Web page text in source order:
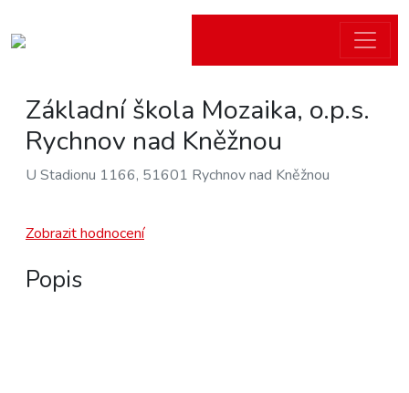
Základní škola Mozaika, o.p.s.
Rychnov nad Kněžnou
U Stadionu 1166, 51601 Rychnov nad Kněžnou
Zobrazit hodnocení
Popis